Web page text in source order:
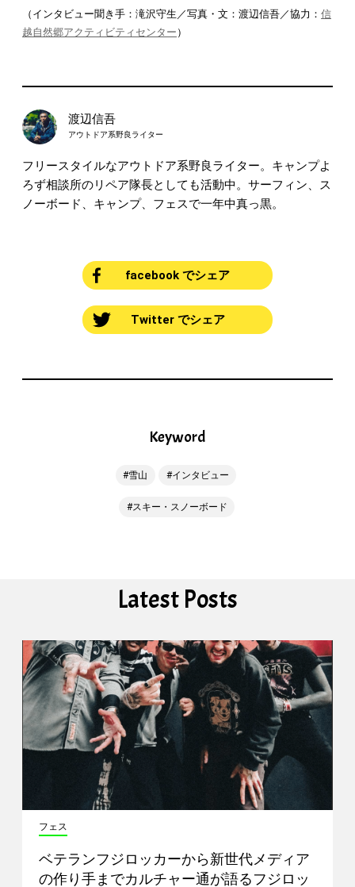
（インタビュー聞き手：滝沢守生／写真・文：渡辺信吾／協力： 信
越自然郷アクティビティセンター ）
渡辺信吾
アウトドア系野良ライター
フリースタイルなアウトドア系野良ライター。キャンプよ
ろず相談所のリペア隊長としても活動中。サーフィン、ス
ノーボード、キャンプ、フェスで一年中真っ黒。
facebook でシェア
Twitter でシェア
Keyword
雪山 インタビュー
スキー・スノーボード
Latest Posts
フェス
ベテランフジロッカーから新世代メディア
の作り手までカルチャー通が語るフジロッ